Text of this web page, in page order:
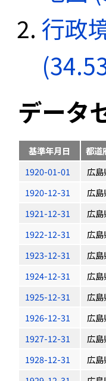
行政
データ
基準年月日 都道
1920-01-01
広島
1920-12-31
広島
1921-12-31
広島
1922-12-31
広島
1923-12-31
広島
1924-12-31
広島
1925-12-31
広島
1926-12-31
広島
1927-12-31
広島
1928-12-31
広島